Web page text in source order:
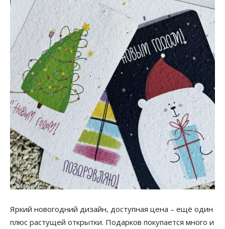
Яркий новогодний дизайн, доступная цена – ещё один
плюс растущей открытки. Подарков покупается много и